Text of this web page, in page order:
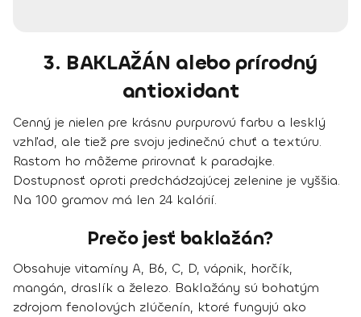
3. BAKLAŽÁN alebo prírodný
antioxidant
Cenný je nielen pre krásnu purpurovú farbu a lesklý
vzhľad, ale tiež pre svoju jedinečnú chuť a textúru.
Rastom ho môžeme prirovnať k paradajke.
Dostupnosť oproti predchádzajúcej zelenine je vyššia.
Na 100 gramov má len 24 kalórií.
Prečo jesť baklažán?
Obsahuje vitamíny A, B6, C, D, vápnik, horčík,
mangán, draslík a železo. Baklažány sú bohatým
zdrojom fenolových zlúčenín, ktoré fungujú ako